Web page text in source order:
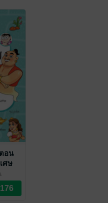
อน
ศษ